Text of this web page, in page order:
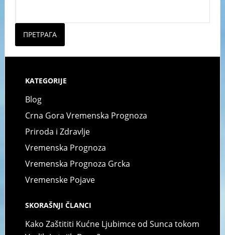
ПРЕТРАГА
KATEGORIJE
Blog
Crna Gora Vremenska Prognoza
Priroda i Zdravlje
Vremenska Prognoza
Vremenska Prognoza Grcka
Vremenske Pojave
SKORAŠNJI ČLANCI
Kako Zaštititi Kućne Ljubimce od Sunca tokom